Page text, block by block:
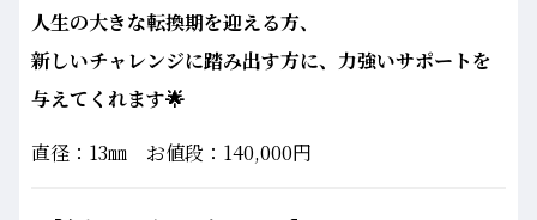
人生の大きな転換期を迎える方、
新しいチャレンジに踏み出す方に、力強いサポートを
与えてくれます🌟
直径：13㎜ お値段：140,000円